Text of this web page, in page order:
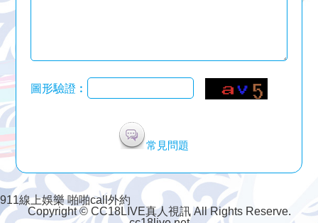
圖形驗證︰
常見問題
911線上娛樂 啪啪call外約
Copyright © CC18LIVE真人視訊 All Rights Reserve.